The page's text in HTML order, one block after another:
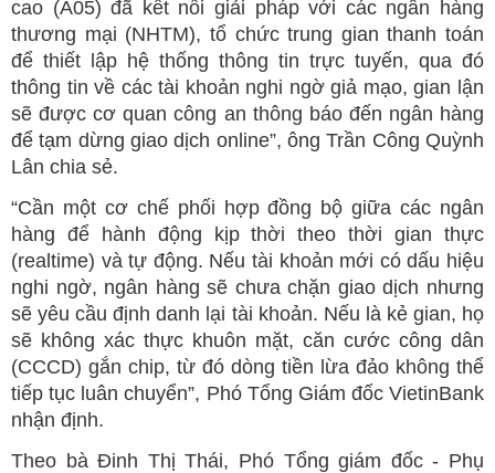
cao (A05) đã kết nối giải pháp với các ngân hàng
thương mại (NHTM), tổ chức trung gian thanh toán
để thiết lập hệ thống thông tin trực tuyến, qua đó
thông tin về các tài khoản nghi ngờ giả mạo, gian lận
sẽ được cơ quan công an thông báo đến ngân hàng
để tạm dừng giao dịch online”, ông Trần Công Quỳnh
Lân chia sẻ.
“Cần một cơ chế phối hợp đồng bộ giữa các ngân
hàng để hành động kịp thời theo thời gian thực
(realtime) và tự động. Nếu tài khoản mới có dấu hiệu
nghi ngờ, ngân hàng sẽ chưa chặn giao dịch nhưng
sẽ yêu cầu định danh lại tài khoản. Nếu là kẻ gian, họ
sẽ không xác thực khuôn mặt, căn cước công dân
(CCCD) gắn chip, từ đó dòng tiền lừa đảo không thể
tiếp tục luân chuyển”, Phó Tổng Giám đốc VietinBank
nhận định.
Theo bà Đinh Thị Thái, Phó Tổng giám đốc - Phụ